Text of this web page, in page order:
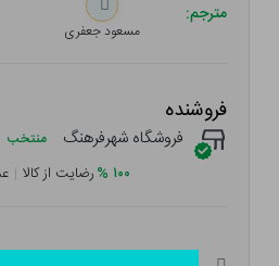
مترجم:
مسعود جعفری
فروشنده
فروشگاه شهرفرهنگ منتخب
۱۰۰ %رضایت از کالا |